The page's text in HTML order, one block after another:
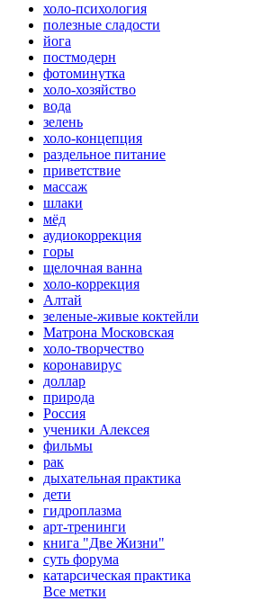
холо-психология
полезные сладости
йога
постмодерн
фотоминутка
холо-хозяйство
вода
зелень
холо-концепция
раздельное питание
приветствие
массаж
шлаки
мёд
аудиокоррекция
горы
щелочная ванна
холо-коррекция
Алтай
зеленые-живые коктейли
Матрона Московская
холо-творчество
коронавирус
доллар
природа
Россия
ученики Алексея
фильмы
рак
дыхательная практика
дети
гидроплазма
арт-тренинги
книга "Две Жизни"
суть форума
катарсическая практика
Все метки